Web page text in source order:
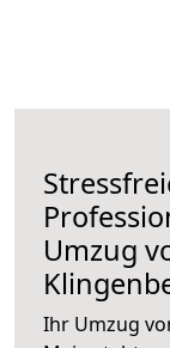
Umzug
Ihr Umzug